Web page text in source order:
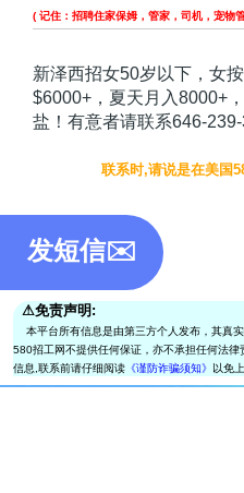
( 记住：招聘住家保姆，管家，司机，宠物
新泽西招女50岁以下，女
$6000+，夏天月入8000+
盐！有意者请联系646-
联系时,请说是在美国
发短信✉️
⚠︎免责声明:
本平台所有信息是由第三方个人发布，其真实
580招工网不提供任何保证，亦不承担任何法律
信息,联系前请仔细阅读《谨防诈骗须知》 以免上